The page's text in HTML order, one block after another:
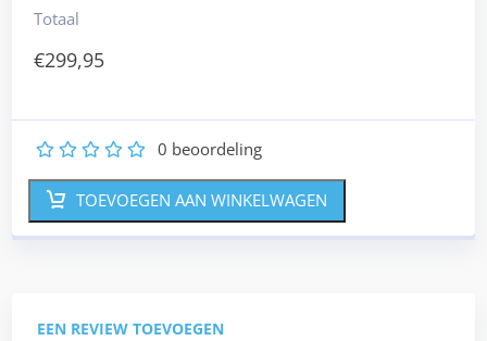
Totaal
€299,95
5
4
3
2 0 beoordeling
TOEVOEGEN AAN WINKELWAGEN
EEN REVIEW TOEVOEGEN